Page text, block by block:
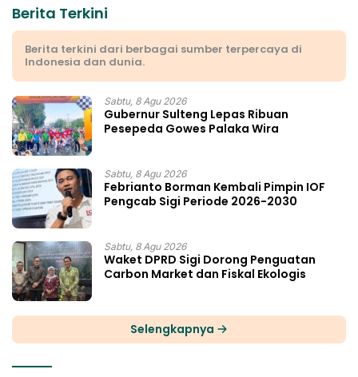
Berita Terkini
Berita terkini dari berbagai sumber terpercaya di
Indonesia dan dunia.
Sabtu, 8 Agu 2026
Gubernur Sulteng Lepas Ribuan
Pesepeda Gowes Palaka Wira
Sabtu, 8 Agu 2026
Febrianto Borman Kembali Pimpin IOF
Pengcab Sigi Periode 2026-2030
Sabtu, 8 Agu 2026
Waket DPRD Sigi Dorong Penguatan
Carbon Market dan Fiskal Ekologis
Selengkapnya